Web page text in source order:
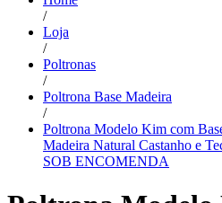
/
Loja
/
Poltronas
/
Poltrona Base Madeira
/
Poltrona Modelo Kim com
Madeira Natural Castanho e
SOB ENCOMENDA